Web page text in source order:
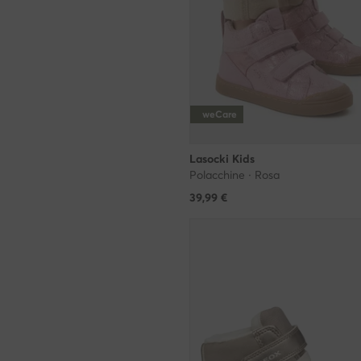
weCare
Lasocki Kids
Polacchine · Rosa
39,99 €